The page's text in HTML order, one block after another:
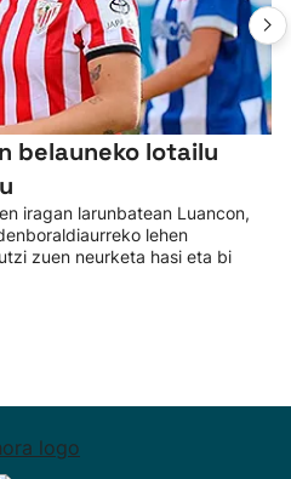
belauneko lotailu
iragan larunbatean Luancon,
lehen
zuen neurketa hasi eta bi